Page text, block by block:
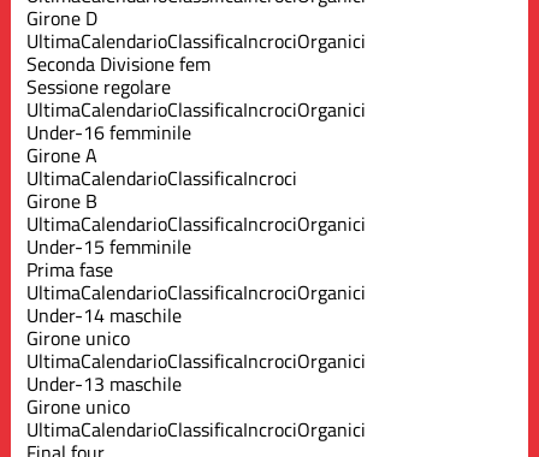
Girone D
UltimaCalendarioClassificaIncrociOrganici
Seconda Divisione fem
Sessione regolare
UltimaCalendarioClassificaIncrociOrganici
Under-16 femminile
Girone A
UltimaCalendarioClassificaIncroci
Girone B
UltimaCalendarioClassificaIncrociOrganici
Under-15 femminile
Prima fase
UltimaCalendarioClassificaIncrociOrganici
Under-14 maschile
Girone unico
UltimaCalendarioClassificaIncrociOrganici
Under-13 maschile
Girone unico
UltimaCalendarioClassificaIncrociOrganici